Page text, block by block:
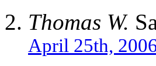
Thomas W.
April 25th,